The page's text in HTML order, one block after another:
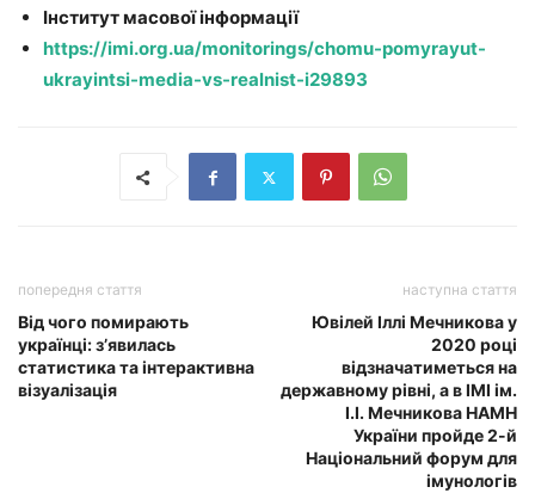
Інститут масової інформації
https://imi.org.ua/monitorings/chomu-pomyrayut-
ukrayintsi-media-vs-realnist-i29893
попередня стаття
Від чого помирають
українці: з’явилась
статистика та інтерактивна
візуалізація
наступна стаття
Ювілей Іллі Мечникова у
2020 році
відзначатиметься на
державному рівні, а в ІМІ ім.
І.І. Мечникова НАМН
України пройде 2-й
Національний форум для
імунологів